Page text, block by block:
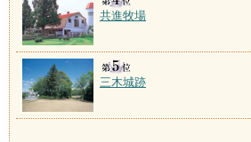
共進牧場
三木城跡